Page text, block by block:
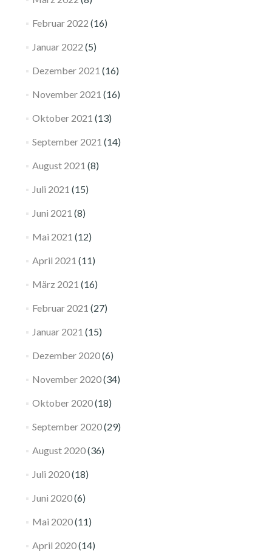
Februar 2022 (16)
Januar 2022 (5)
Dezember 2021 (16)
November 2021 (16)
Oktober 2021 (13)
September 2021 (14)
August 2021 (8)
Juli 2021 (15)
Juni 2021 (8)
Mai 2021 (12)
April 2021 (11)
März 2021 (16)
Februar 2021 (27)
Januar 2021 (15)
Dezember 2020(6)
November 2020(34)
Oktober 2020(18)
September 2020(29)
August 2020(36)
Juli 2020(18)
Juni 2020(6)
Mai 2020(11)
April 2020(14)